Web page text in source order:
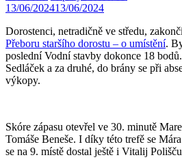
13/06/202413/06/2024
Dorostenci, netradičně ve středu,
Přeboru staršího dorostu – o umístění.
poslední Vodní stavby dokonce 18
Sedláček a za druhé, do brány se při
výkopy.
Skóre zápasu otevřel ve 30. minutě
Tomáše Beneše. I díky této trefě se
se na 9. místě dostal ještě i Vitalij